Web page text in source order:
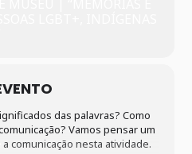
das palavras? Como
Vamos pensar um
comunicação nesta atividade.